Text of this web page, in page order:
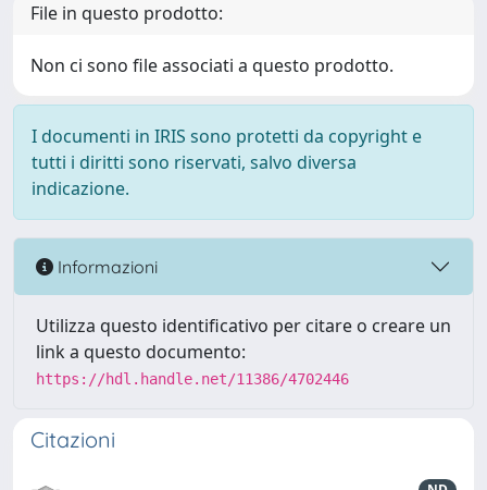
File in questo prodotto:
Non ci sono file associati a questo prodotto.
I documenti in IRIS sono protetti da copyright e
tutti i diritti sono riservati, salvo diversa
indicazione.
Informazioni
Utilizza questo identificativo per citare o creare un
link a questo documento:
https://hdl.handle.net/11386/4702446
Citazioni